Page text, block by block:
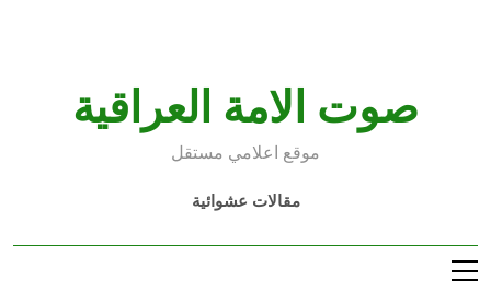
صوت الامة العراقية
موقع اعلامي مستقل
مقالات عشوائية